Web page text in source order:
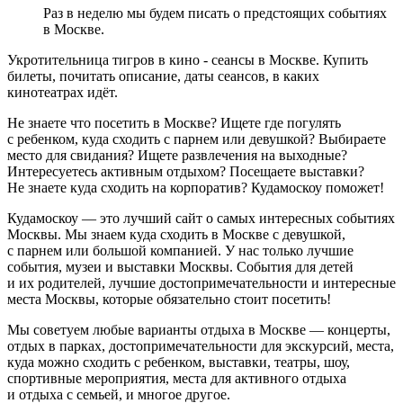
Раз в неделю мы будем писать о предстоящих событиях
в Москве.
Укротительница тигров в кино - сеансы в Москве. Купить
билеты, почитать описание, даты сеансов, в каких
кинотеатрах идёт.
Не знаете что посетить в Москве? Ищете где погулять
с ребенком, куда сходить с парнем или девушкой? Выбираете
место для свидания? Ищете развлечения на выходные?
Интересуетесь активным отдыхом? Посещаете выставки?
Не знаете куда сходить на корпоратив? Кудамоскоу поможет!
Кудамоскоу — это лучший сайт о самых интересных событиях
Москвы. Мы знаем куда сходить в Москве с девушкой,
с парнем или большой компанией. У нас только лучшие
события, музеи и выставки Москвы. События для детей
и их родителей, лучшие достопримечательности и интересные
места Москвы, которые обязательно стоит посетить!
Мы советуем любые варианты отдыха в Москве — концерты,
отдых в парках, достопримечательности для экскурсий, места,
куда можно сходить с ребенком, выставки, театры, шоу,
спортивные мероприятия, места для активного отдыха
и отдыха с семьей, и многое другое.